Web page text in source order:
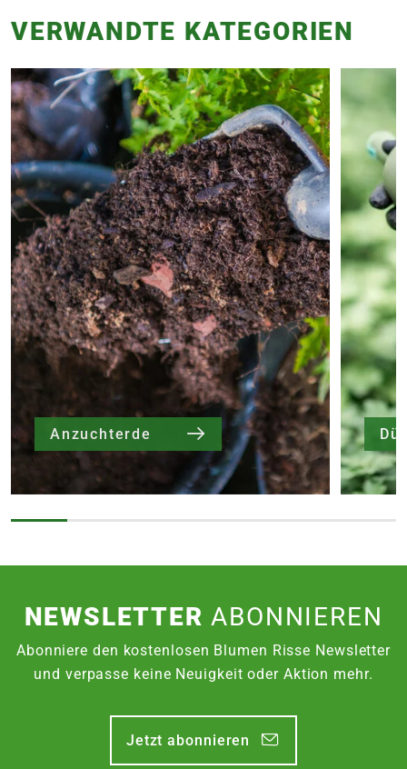
VERWANDTE KATEGORIEN
Anzuchterde
NEWSLETTER ABONNIEREN
Abonniere den kostenlosen Blumen Risse Newsletter
und verpasse keine Neuigkeit oder Aktion mehr.
Jetzt abonnieren